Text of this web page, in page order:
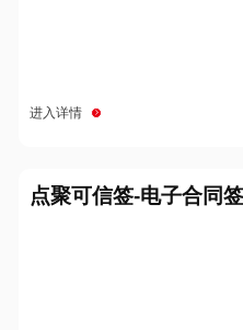
进入详情
点聚可信签-电子合同